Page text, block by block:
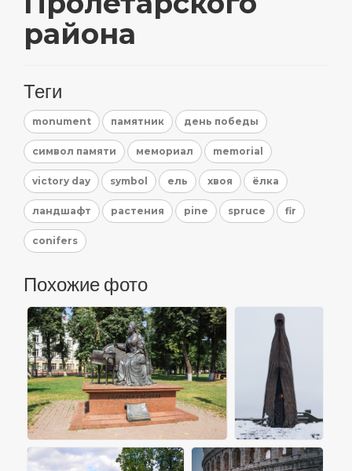
района
Теги
monument памятник день победы
символ памяти мемориал memorial
victory day symbol ель хвоя ёлка
ландшафт растения pine spruce fir
conifers
Похожие фото